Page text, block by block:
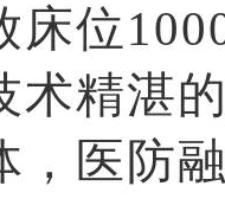
床位
术精湛
，医防